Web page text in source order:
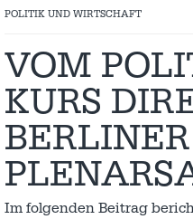
POLITIK UND WIRTSCHAFT
VOM
KURS
BERLINER
Im folgenden Beitrag